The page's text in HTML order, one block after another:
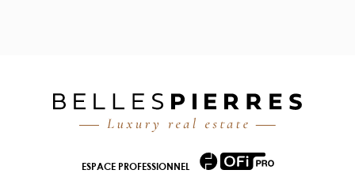
ESPACE PROFESSIONNEL